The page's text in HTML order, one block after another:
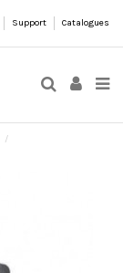
Support Catalogues